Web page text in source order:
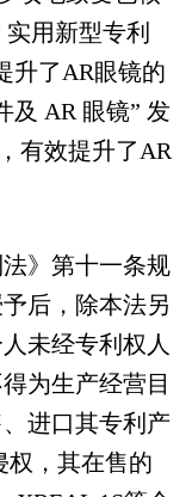
用新型专利
升了AR眼镜的
及 AR 眼镜” 发
有效提升了AR
》第十一条规
后，除本法另
未经专利权人
为生产经营目
进口其专利产
权，其在售的